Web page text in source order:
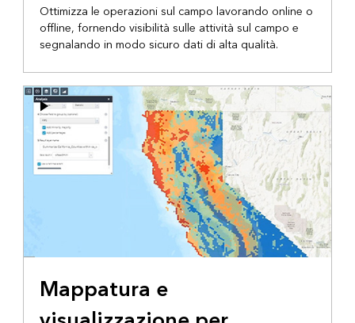
Ottimizza le operazioni sul campo lavorando online o
offline, fornendo visibilità sulle attività sul campo e
segnalando in modo sicuro dati di alta qualità.
Mappatura e